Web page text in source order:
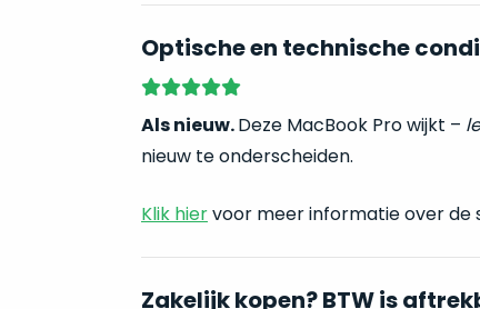
Optische en technische
Als nieuw.Deze MacBook Pro wijkt –
nieuw te onderscheiden.
Klik hiervoor meer informatie over de
Zakelijk kopen? BTW is